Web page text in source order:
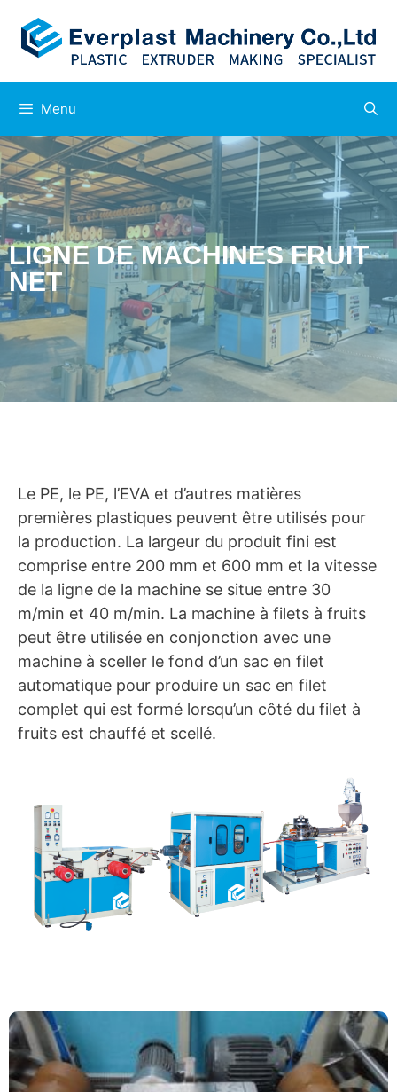
Menu
LIGNE DE MACHINES FRUIT
NET
Le PE, le PE, l’EVA et d’autres matières
premières plastiques peuvent être utilisés pour
la production. La largeur du produit fini est
comprise entre 200 mm et 600 mm et la vitesse
de la ligne de la machine se situe entre 30
m/min et 40 m/min. La machine à filets à fruits
peut être utilisée en conjonction avec une
machine à sceller le fond d’un sac en filet
automatique pour produire un sac en filet
complet qui est formé lorsqu’un côté du filet à
fruits est chauffé et scellé.